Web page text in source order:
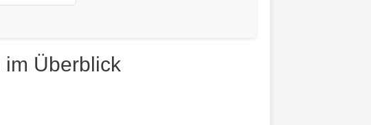
im Überblick